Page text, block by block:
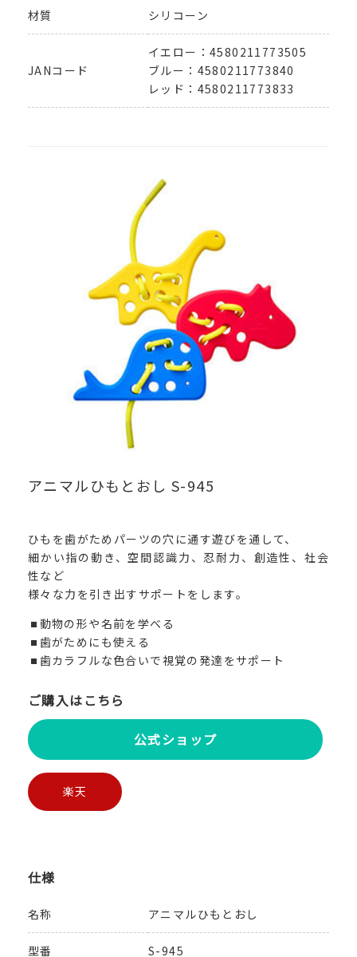
材質 シリコーン
JANコード
イエロー：4580211773505
ブルー：4580211773840
レッド：4580211773833
アニマルひもとおし S-945
ひもを歯がためパーツの穴に通す遊びを通して、
細かい指の動き、空間認識力、忍耐力、創造性、社会
性など
様々な力を引き出すサポートをします。
動物の形や名前を学べる
歯がためにも使える
歯カラフルな色合いで視覚の発達をサポート
ご購入はこちら
公式ショップ
楽天
仕様
名称 アニマルひもとおし
型番 S-945